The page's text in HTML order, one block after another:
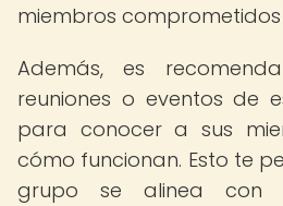
miembros
Además, es
reuniones o eventos de
para conocer a sus
cómo funcionan. Esto te
grupo se alinea con